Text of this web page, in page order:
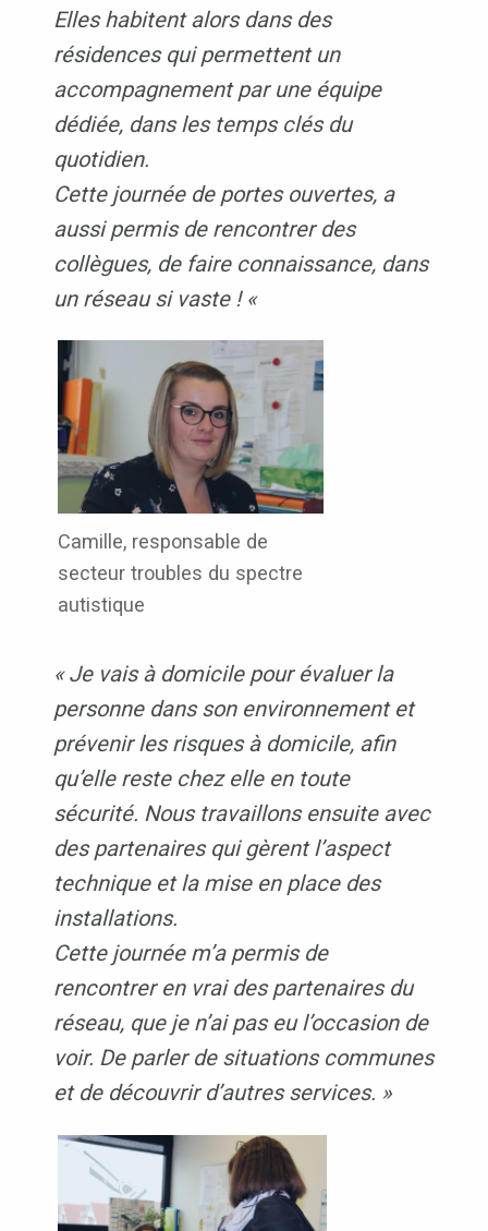
Elles habitent alors dans des
résidences qui permettent un
accompagnement par une équipe
dédiée, dans les temps clés du
quotidien.
Cette journée de portes ouvertes, a
aussi permis de rencontrer des
collègues, de faire connaissance, dans
un réseau si vaste ! «
Camille, responsable de
secteur troubles du spectre
autistique
« Je vais à domicile pour évaluer la
personne dans son environnement et
prévenir les risques à domicile, afin
qu’elle reste chez elle en toute
sécurité. Nous travaillons ensuite avec
des partenaires qui gèrent l’aspect
technique et la mise en place des
installations.
Cette journée m’a permis de
rencontrer en vrai des partenaires du
réseau, que je n’ai pas eu l’occasion de
voir. De parler de situations communes
et de découvrir d’autres services. »